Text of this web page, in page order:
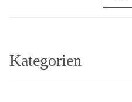
Kategorien